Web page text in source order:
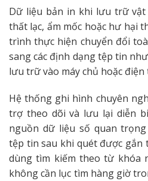
Dữ liệu bản in khi lưu trữ
thất lạc, ẩm mốc hoặc hư hại
trình thực hiện chuyển đổi
sang các định dạng tệp tin như
lưu trữ vào máy chủ hoặc điện
Hệ thống ghi hình chuyên
trợ theo dõi và lưu lại diễn
nguồn dữ liệu số quan
tệp tin sau khi quét được gắn
dùng tìm kiếm theo từ khóa
không cần lục tìm hàng giờ